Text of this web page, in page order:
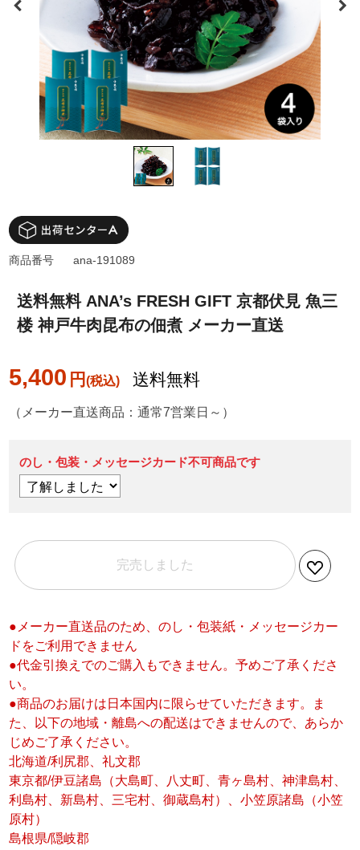
送料無料 ANA’s FRESH GIFT 京都伏見 魚三
楼 神戸牛肉昆布の佃煮 メーカー直送
5,400 円 送料無料
商品番号 ana-191089
（メーカー直送商品：通常7営業日～）
のし・包装・メッセージカード不可商品です
完売しました
●メーカー直送品のため、のし・包装紙・メッセージカー
ドをご利用できません
●代金引換えでのご購入もできません。予めご了承くださ
い。
●商品のお届けは日本国内に限らせていただきます。ま
た、以下の地域・離島への配送はできませんので、あらか
じめご了承ください。
北海道/利尻郡、礼文郡
東京都/伊豆諸島（大島町、八丈町、青ヶ島村、神津島村、
利島村、新島村、三宅村、御蔵島村）、小笠原諸島（小笠
原村）
島根県/隠岐郡